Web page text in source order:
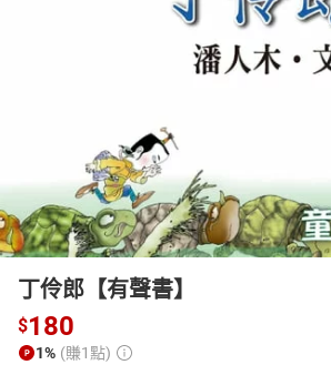
丁伶郎【有聲書】
$180
1% (賺1點)